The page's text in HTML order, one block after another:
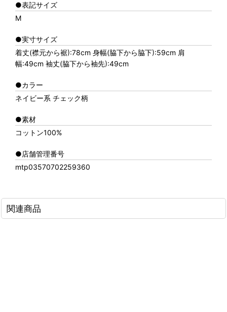
●表記サイズ
M
●実寸サイズ
着丈(襟元から裾):78cm 身幅(脇下から脇下):59cm 肩
幅:49cm 袖丈(脇下から袖先):49cm
●カラー
ネイビー系 チェック柄
●素材
コットン100%
●店舗管理番号
mtp03570702259360
関連商品